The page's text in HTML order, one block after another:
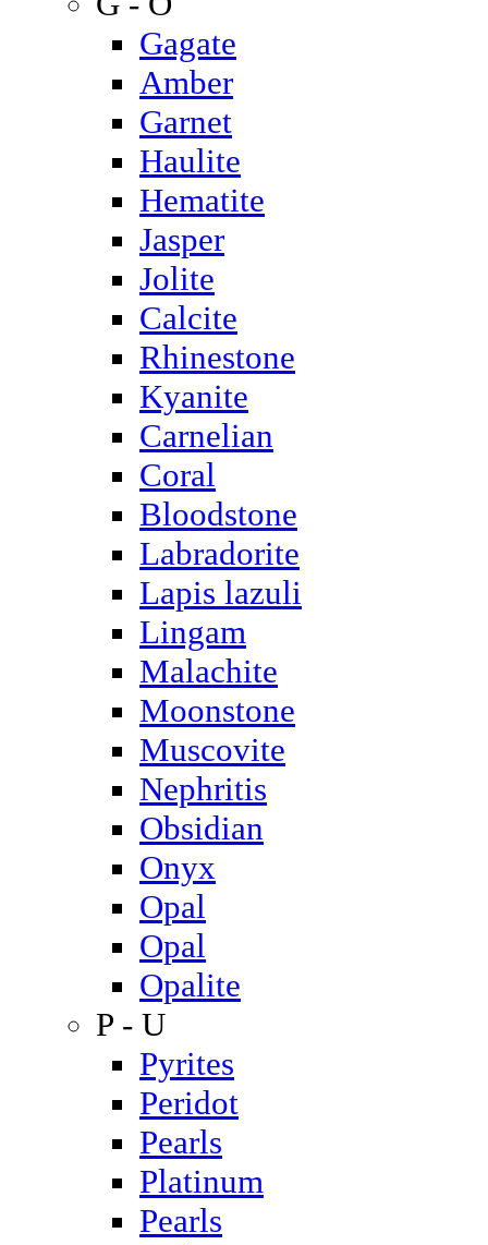
Gagate
Amber
Garnet
Haulite
Hematite
Jasper
Jolite
Calcite
Rhinestone
Kyanite
Carnelian
Coral
Bloodstone
Labradorite
Lapis lazuli
Lingam
Malachite
Moonstone
Muscovite
Nephritis
Obsidian
Onyx
Opal
Opal
Opalite
P - U
Pyrites
Peridot
Pearls
Platinum
Pearls